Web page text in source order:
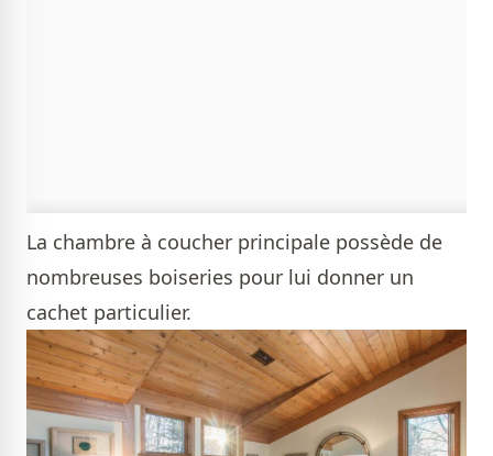
La chambre à coucher principale possède de
nombreuses boiseries pour lui donner un
cachet particulier.